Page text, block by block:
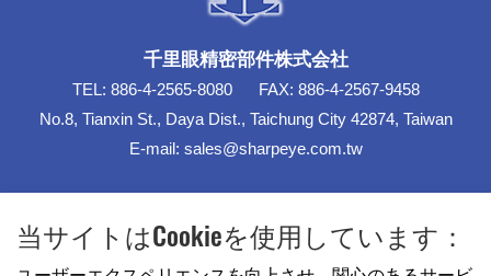
千里眼精密部件株式会社
TEL: 886-4-2565-8080 FAX: 886-4-2567-9458
No.8, Tianxin St., Daya Dist., Taichung City 42874, Taiwan
E-mail: sales@sharpeye.com.tw
当サイトはCookieを使用しています：